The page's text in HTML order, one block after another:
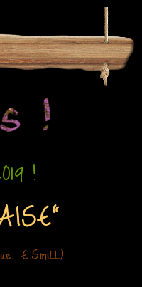
!
E.SmiLL)